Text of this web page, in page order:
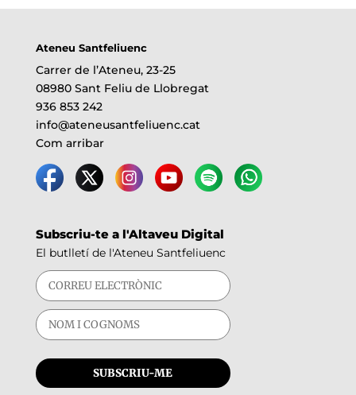
Ateneu Santfeliuenc
Carrer de l’Ateneu, 23-25
08980 Sant Feliu de Llobregat
936 853 242
info@ateneusantfeliuenc.cat
Com arribar
Subscriu-te a l'Altaveu Digital
El butlletí de l'Ateneu Santfeliuenc